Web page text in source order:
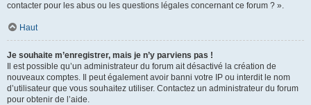
contacter pour les abus ou les questions légales concernant ce forum ? ».
Haut
Je souhaite m’enregistrer, mais je n’y parviens pas !
Il est possible qu’un administrateur du forum ait désactivé la création de
nouveaux comptes. Il peut également avoir banni votre IP ou interdit le nom
d’utilisateur que vous souhaitez utiliser. Contactez un administrateur du forum
pour obtenir de l’aide.